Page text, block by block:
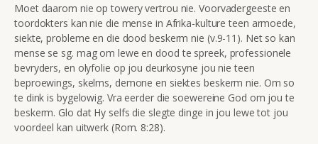
Moet daarom nie op towery vertrou nie. Voorvadergeeste en
toordokters kan nie die mense in Afrika-kulture teen armoede,
siekte, probleme en die dood beskerm nie (v.9-11). Net so kan
mense se sg. mag om lewe en dood te spreek, professionele
bevryders, en olyfolie op jou deurkosyne jou nie teen
beproewings, skelms, demone en siektes beskerm nie. Om so
te dink is bygelowig. Vra eerder die soewereine God om jou te
beskerm. Glo dat Hy selfs die slegte dinge in jou lewe tot jou
voordeel kan uitwerk (Rom. 8:28).